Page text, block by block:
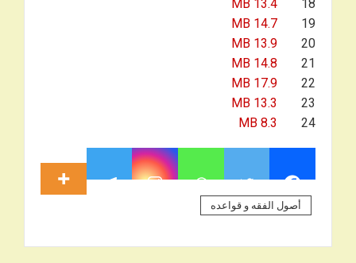
18
13.4 MB
19
14.7 MB
20
13.9 MB
21
14.8 MB
22
17.9 MB
23
13.3 MB
24
8.3 MB
أصول الفقه و قواعده